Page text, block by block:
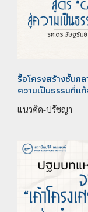
รื้อโครงสร้างชั้นก
ความเป็นธรรมที่แ
แนวคิด-ปรัชญา